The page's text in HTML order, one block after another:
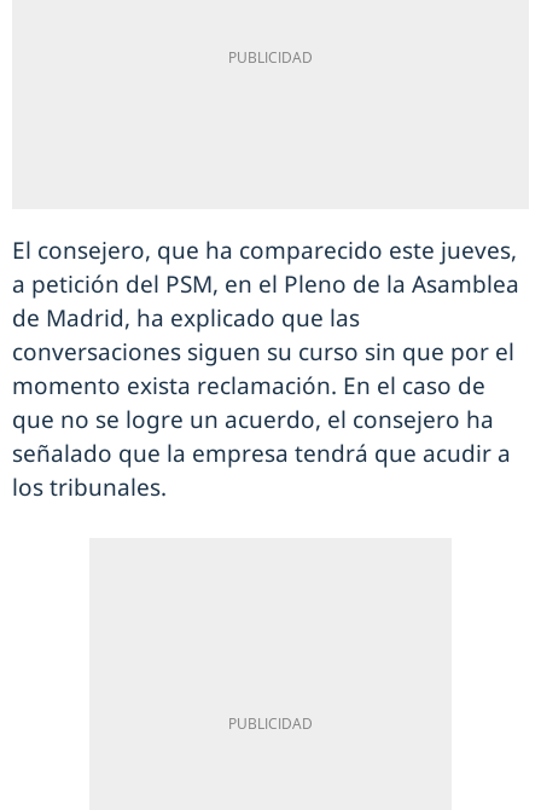
El consejero, que ha comparecido este jueves,
a petición del PSM, en el Pleno de la Asamblea
de Madrid, ha explicado que las
conversaciones siguen su curso sin que por el
momento exista reclamación. En el caso de
que no se logre un acuerdo, el consejero ha
señalado que la empresa tendrá que acudir a
los tribunales.